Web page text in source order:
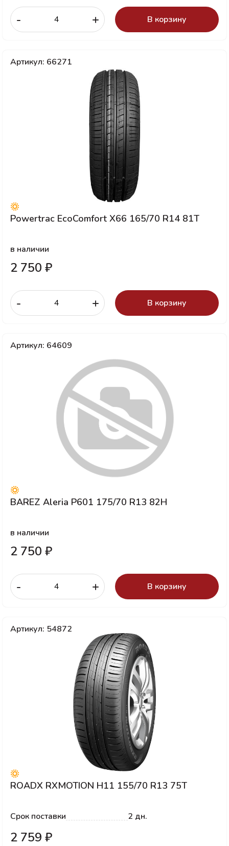
- + В корзину
Артикул: 66271
Powertrac EcoComfort X66 165/70 R14 81T
в наличии
2 750 ₽
- + В корзину
Артикул: 64609
BAREZ Aleria P601 175/70 R13 82H
в наличии
2 750 ₽
- + В корзину
Артикул: 54872
ROADX RXMOTION H11 155/70 R13 75T
Срок поставки 2 дн.
2 759 ₽